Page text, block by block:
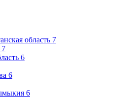
область 7
7
6
6
6